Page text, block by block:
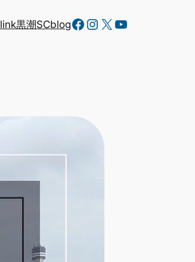
link黒潮SCblogFacebook
Instagram
X YouTube